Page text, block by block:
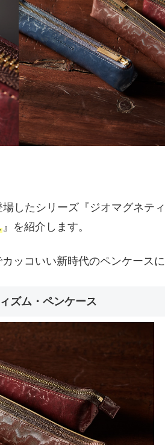
場したシリーズ『ジオマグネテ
』を紹介します。
ッコいい新時代のペンケースに
ズム・ペンケース